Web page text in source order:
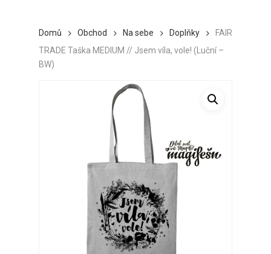
Domů Obchod Na sebe Doplňky
FAIR
TRADE Taška MEDIUM // Jsem víla, vole! (Luční –
BW)